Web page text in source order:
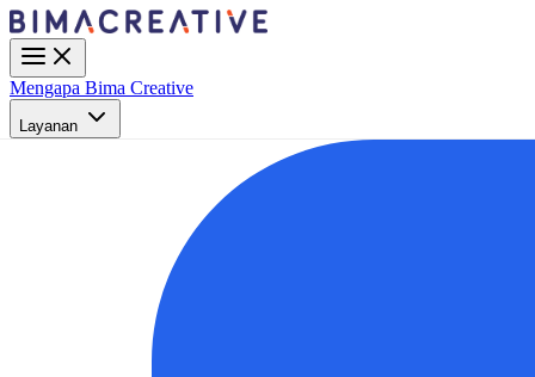
Mengapa Bima Creative
Layanan